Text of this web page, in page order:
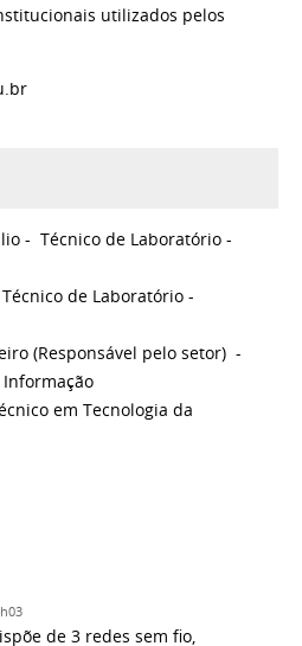
utilizados pelos
- Técnico de Laboratório -
de Laboratório -
(Responsável pelo setor) -
em Tecnologia da
de 3 redes sem fio,